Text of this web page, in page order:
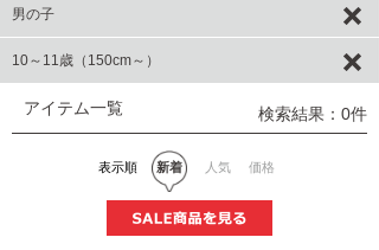
男の子
10～11歳（150cm～）
アイテム一覧 検索結果：0件
表示順 新着 人気 価格